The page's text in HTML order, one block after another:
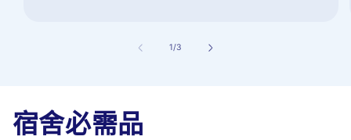
1 //3
宿舍必需品